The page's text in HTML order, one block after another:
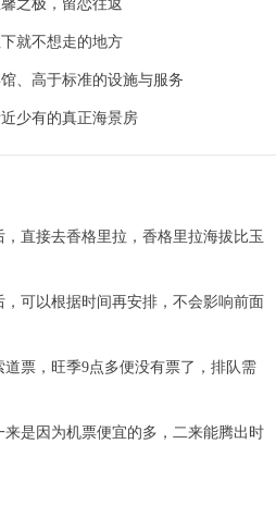
之极，留恋往返
就不想走的地方
、高于标准的设施与服务
少有的真正海景房
直接去香格里拉，香格里拉海拔比玉
可以根据时间再安排，不会影响前面
票，旺季9点多便没有票了，排队需
是因为机票便宜的多，二来能腾出时